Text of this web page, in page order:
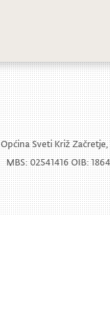
Općina Sveti Križ
MBS: 02541416 OIB: